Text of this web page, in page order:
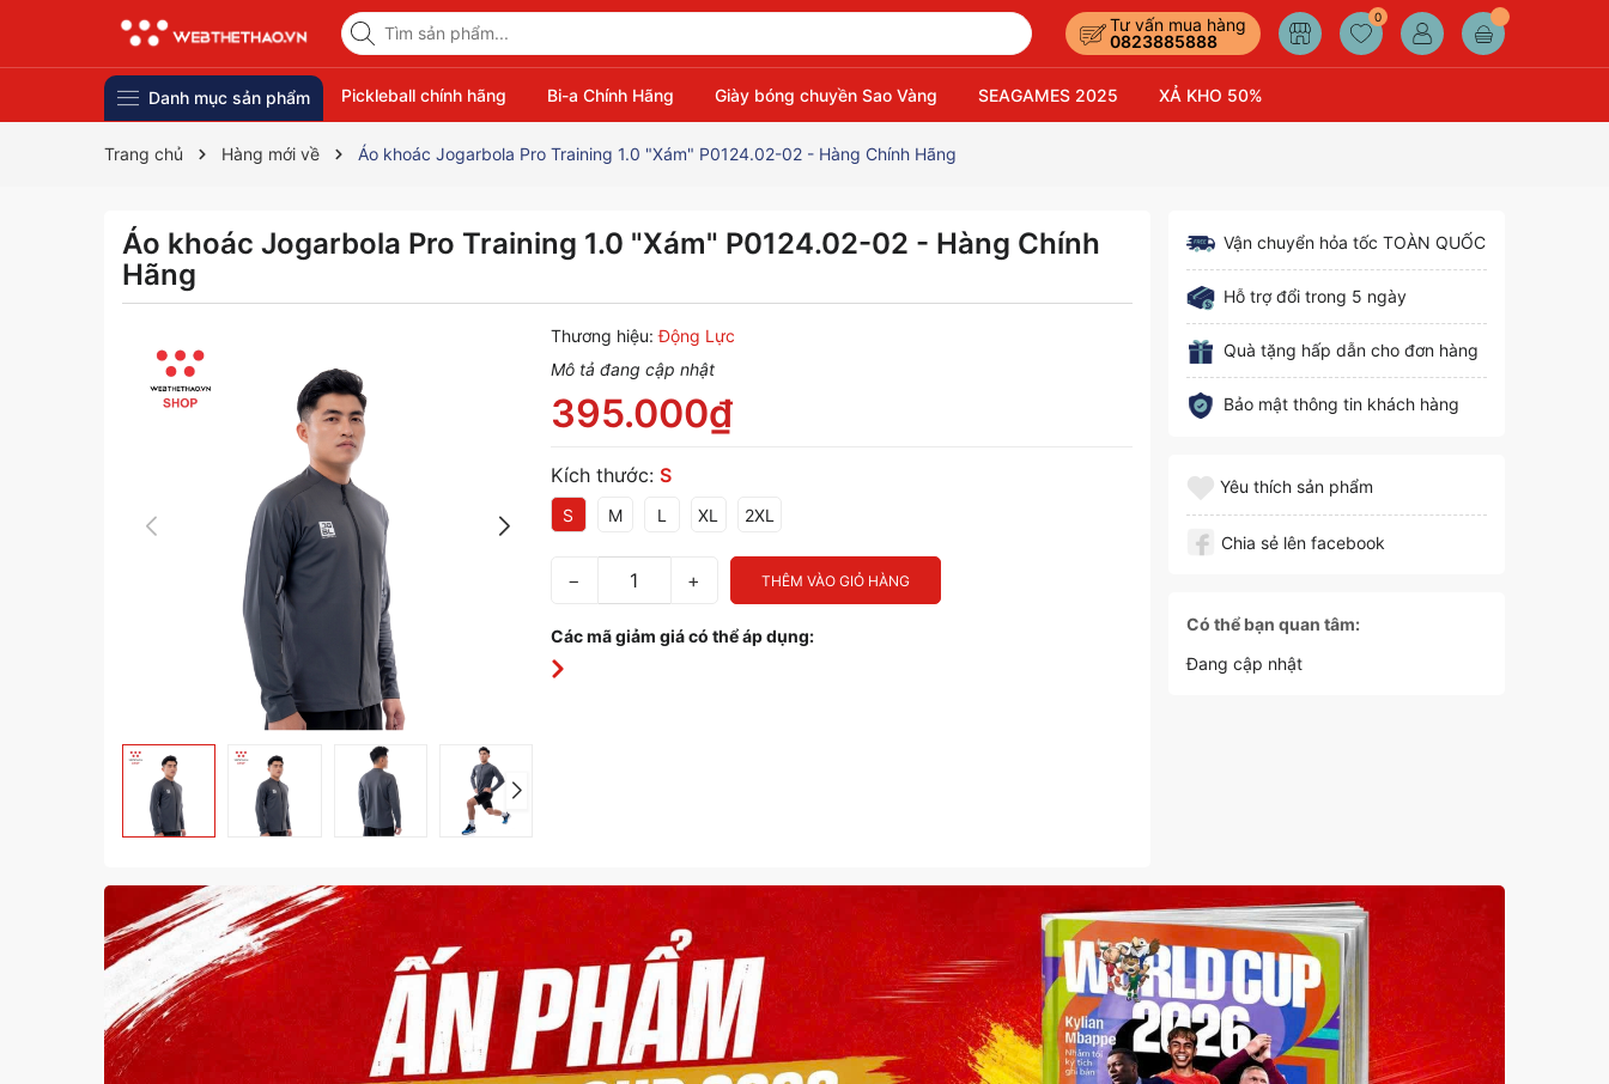
Tư vấn mua hàng
0823885888
0
Danh mục sản phẩm Pickleball chính hãng Bi-a Chính Hãng Giày bóng chuyền Sao Vàng SEAGAMES 2025 XẢ KHO 50%
Trang chủ Hàng mới về Áo khoác Jogarbola Pro Training 1.0 "Xám" P0124.02-02 - Hàng Chính Hãng
Áo khoác Jogarbola Pro Training 1.0 "Xám" P0124.02-02 - Hàng Chính
Hãng
Thương hiệu: Động Lực
Mô tả đang cập nhật
395.000₫
Kích thước: S
S M L XL 2XL
− + THÊM VÀO GIỎ HÀNG
Các mã giảm giá có thể áp dụng:
Vận chuyển hỏa tốc TOÀN QUỐC
Hỗ trợ đổi trong 5 ngày
Quà tặng hấp dẫn cho đơn hàng
Bảo mật thông tin khách hàng
Yêu thích sản phẩm
Chia sẻ lên facebook
Có thể bạn quan tâm:
Đang cập nhật